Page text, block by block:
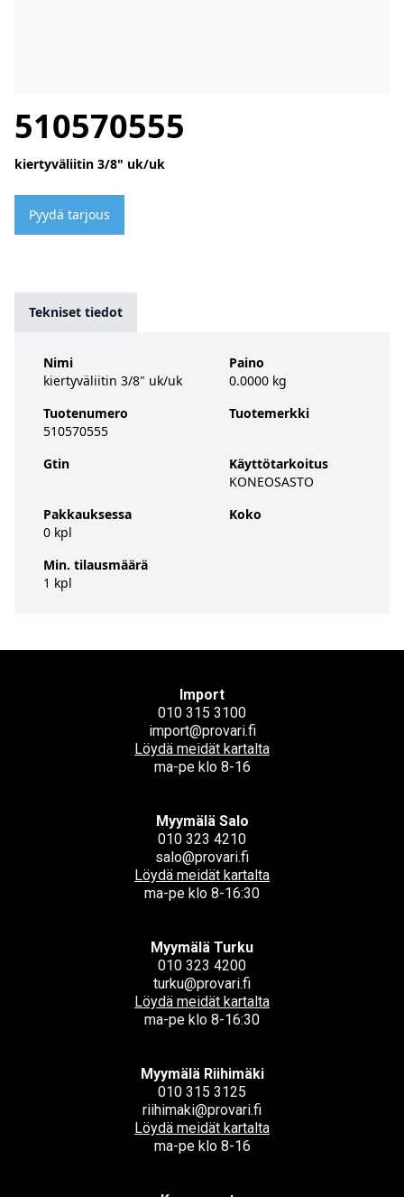
510570555
kiertyväliitin 3/8" uk/uk
Pyydä tarjous
Tekniset tiedot
Nimi
kiertyväliitin 3/8" uk/uk
Tuotenumero
510570555
Gtin
Pakkauksessa
0 kpl
Min. tilausmäärä
1 kpl
Paino
0.0000 kg
Tuotemerkki
Käyttötarkoitus
KONEOSASTO
Koko
Import
010 315 3100
import@provari.fi
Löydä meidät kartalta
ma-pe klo 8-16
Myymälä Salo
010 323 4210
salo@provari.fi
Löydä meidät kartalta
ma-pe klo 8-16:30
Myymälä Turku
010 323 4200
turku@provari.fi
Löydä meidät kartalta
ma-pe klo 8-16:30
Myymälä Riihimäki
010 315 3125
riihimaki@provari.fi
Löydä meidät kartalta
ma-pe klo 8-16